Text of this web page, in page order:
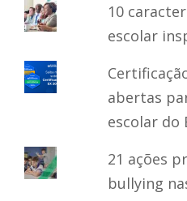
10
escolar
abertas
escolar do
21 ações
bullying